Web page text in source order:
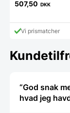
var:
889,00
507,50 DKK
aktuelle
prisVi prismatcher
“God snak